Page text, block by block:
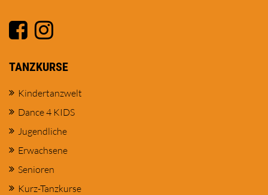
TANZKURSE
Kindertanzwelt
Dance 4 KIDS
Jugendliche
Erwachsene
Senioren
Kurz-Tanzkurse